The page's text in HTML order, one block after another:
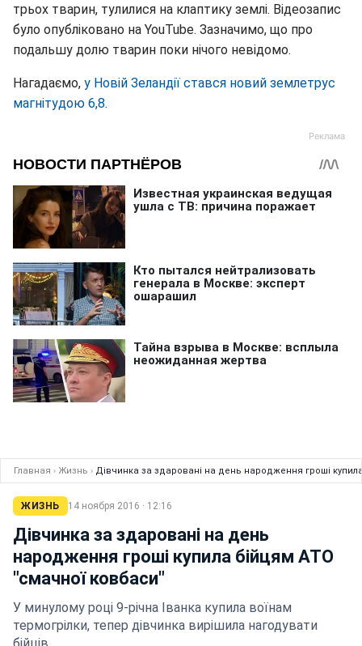
трьох тварин, тулилися на клаптику землі. Відеозапис
було опубліковано на YouTube. Зазначимо, що про
подальшу долю тварин поки нічого невідомо.
Нагадаємо, у Новій Зеландії стався новий землетрус
магнітудою 6,8.
Главная › Жизнь › Дівчинка за здаровані на день народження гроші
ЖИЗНЬ 14 ноября 2016 · 12:16
Дівчинка за здаровані на день
народження гроші купила бійцям АТО
"смачної ковбаси"
У минулому році 9-річна Іванка купила воїнам
термогрілки, тепер дівчинка вирішила нагодувати